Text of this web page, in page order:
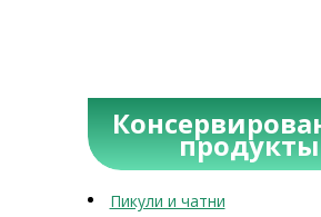
продукты
Пикули и чатни